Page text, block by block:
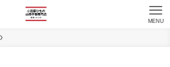
MENU